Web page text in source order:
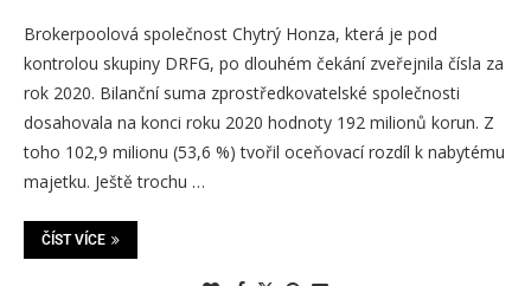
Brokerpoolová společnost Chytrý Honza, která je pod
kontrolou skupiny DRFG, po dlouhém čekání zveřejnila čísla za
rok 2020. Bilanční suma zprostředkovatelské společnosti
dosahovala na konci roku 2020 hodnoty 192 milionů korun. Z
toho 102,9 milionu (53,6 %) tvořil oceňovací rozdíl k nabytému
majetku. Ještě trochu …
ČÍST VÍCE